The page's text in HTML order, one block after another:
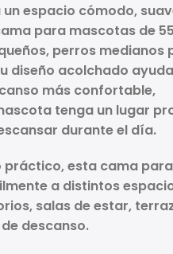
espacio cómodo,
para mascotas de
perros medianos
diseño acolchado
más confortable,
tenga un lugar
durante el día.
práctico, esta cama
a distintos
salas de estar,
descanso.